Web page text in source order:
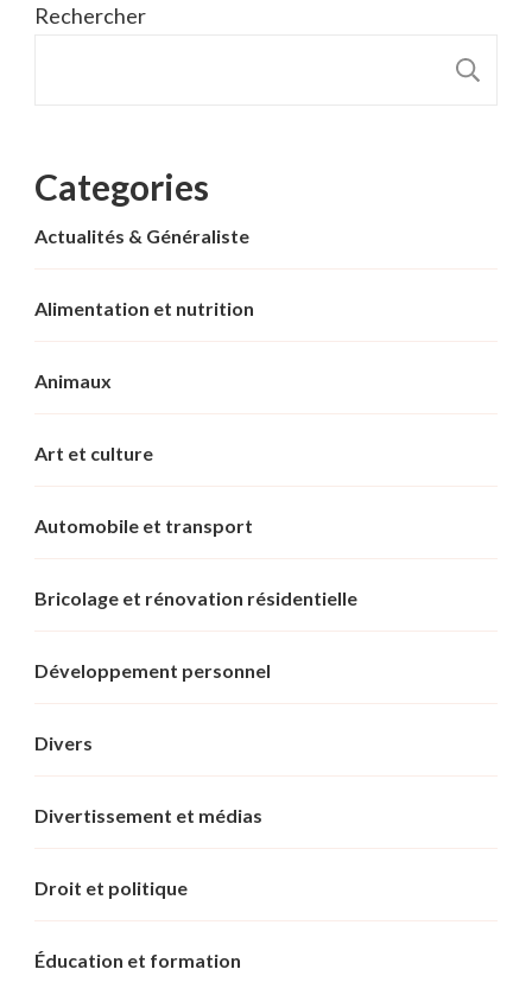
Rechercher
Categories
Actualités & Généraliste
Alimentation et nutrition
Animaux
Art et culture
Automobile et transport
Bricolage et rénovation résidentielle
Développement personnel
Divers
Divertissement et médias
Droit et politique
Éducation et formation